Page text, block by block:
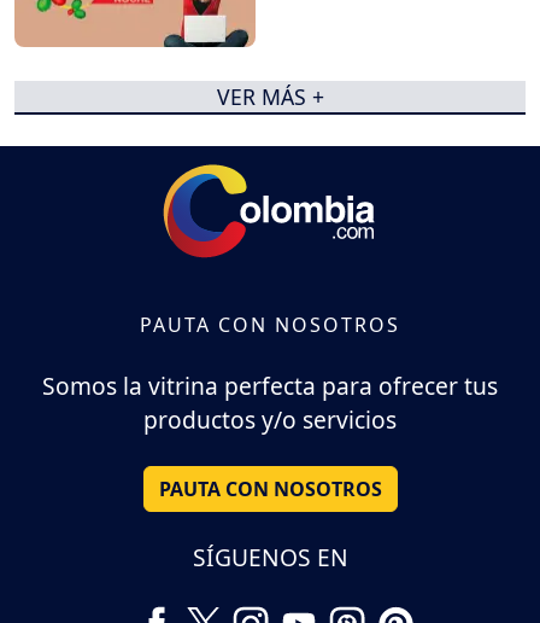
VER MÁS +
PAUTA CON NOSOTROS
Somos la vitrina perfecta para ofrecer tus
productos y/o servicios
PAUTA CON NOSOTROS
SÍGUENOS EN